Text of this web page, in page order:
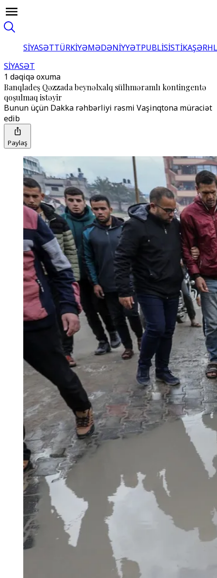
SİYASƏTTÜRKİYƏMƏDƏNİYYƏTPUBLİSİSTİKA
SİYASƏT
1 dəqiqə oxuma
Banqladeş Qəzzada beynəlxalq sülhməramlı kontingentə
qoşulmaq istəyir
Bunun üçün Dakka rəhbərliyi rəsmi Vaşinqtona müraciət
edib
Paylaş